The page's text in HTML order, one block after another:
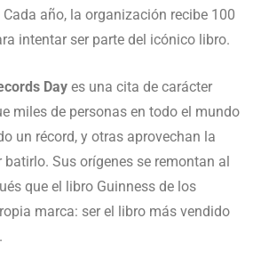
año, la organización recibe 100
intentar ser parte del icónico libro.
Day es una cita de carácter
miles de personas en todo el mundo
un récord, y otras aprovechan la
Sus orígenes se remontan al
que el libro Guinness de los
marca: ser el libro más vendido